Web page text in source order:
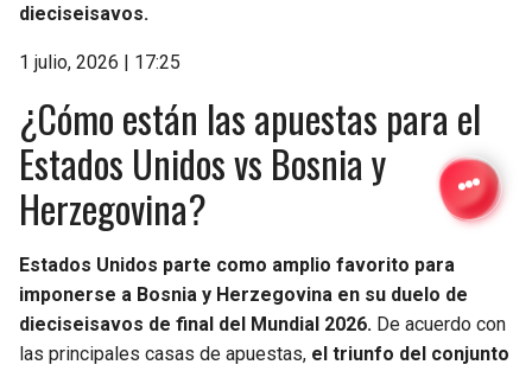
dieciseisavos.
1 julio, 2026 | 17:25
¿Cómo están las apuestas para el
Estados Unidos vs Bosnia y
Herzegovina?
Estados Unidos parte como amplio favorito para
imponerse a Bosnia y Herzegovina en su duelo de
dieciseisavos de final del Mundial 2026. De acuerdo con
las principales casas de apuestas, el triunfo del conjunto